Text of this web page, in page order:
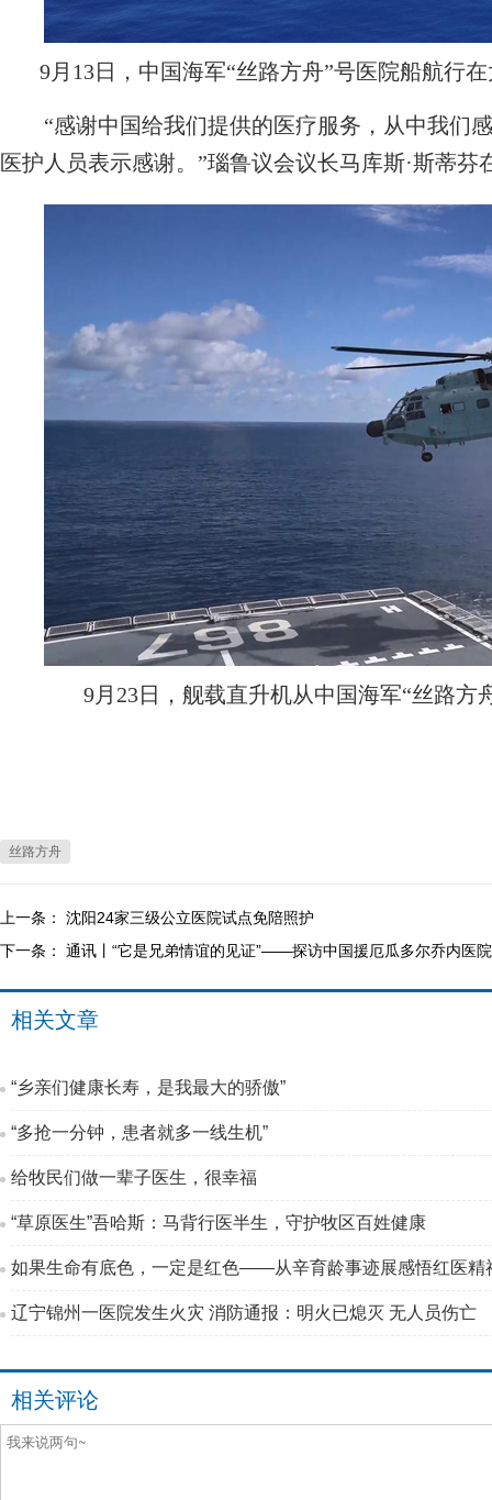
9月13日，中国海军“丝路方舟”号医院船航行
“感谢中国给我们提供的医疗服务，从中我们
医护人员表示感谢。”瑙鲁议会议长马库斯·斯蒂芬
9月23日，舰载直升机从中国海军“丝路方
丝路方舟
上一条： 沈阳24家三级公立医院试点免陪照护
下一条： 通讯丨“它是兄弟情谊的见证”——探访中国援厄瓜多尔乔内医院
相关文章
“乡亲们健康长寿，是我最大的骄傲”
“多抢一分钟，患者就多一线生机”
给牧民们做一辈子医生，很幸福
“草原医生”吾哈斯：马背行医半生，守护牧区百姓健康
如果生命有底色，一定是红色——从辛育龄事迹展感悟红医精
辽宁锦州一医院发生火灾 消防通报：明火已熄灭 无人员伤亡
相关评论